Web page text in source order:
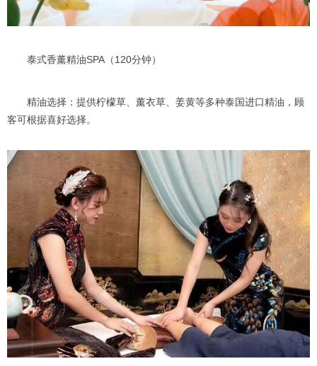
泰式香薰精油SPA（120分钟）
精油选择：提供柠檬草、薰衣草、姜黄等多种泰国进口精油，顾
客可根据喜好选择。